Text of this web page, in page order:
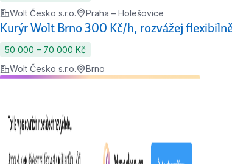
Wolt Česko s.r.o.
Praha – Holešovice
Kurýr Wolt Brno 300 Kč/h, rozvážej
50 000 ‍–‍ 70 000 Kč
Wolt Česko s.r.o.
Brno